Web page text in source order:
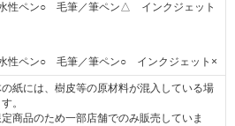
性ペン○ 毛筆／筆ペン△ インクジェット
性ペン○ 毛筆／筆ペン○ インクジェット×
紙には、樹皮等の原材料が混入している場
。
商品のため一部店舗でのみ販売していま